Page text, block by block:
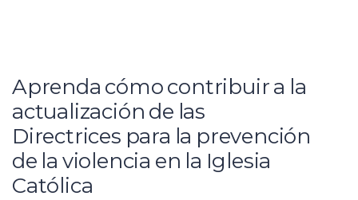
Aprenda cómo contribuir a la
actualización de las
Directrices para la prevención
de la violencia en la Iglesia
Católica